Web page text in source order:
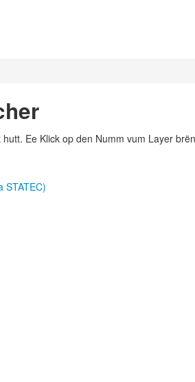
Ee Klick op den Numm vum Layer
STATEC)